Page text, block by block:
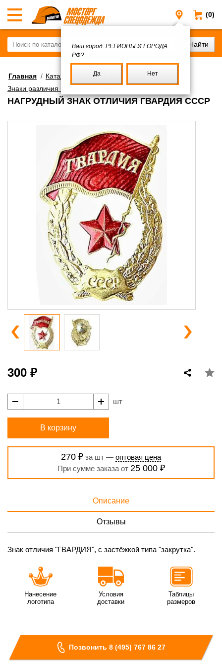
(0)
Регионы
Ваш город: РЕГИОНЫ И ГОРОДА
РФ?
Да Нет
Главная / Каталог Военное имущество
/
Знаки различия Флаги символика
НАГРУДНЫЙ ЗНАК ОТЛИЧИЯ ГВАРДИЯ СССР
300 ₽
шт
В корзину
270 ₽ за шт — оптовая цена
При сумме заказа от 25 000 ₽
Описание
Отзывы
Знак отличия "ГВАРДИЯ", с застёжкой типа "закрутка".
Нанесение
логотипа
Условия
доставки
Таблицы
размеров
Позвонить 8 (495) 767 86 27